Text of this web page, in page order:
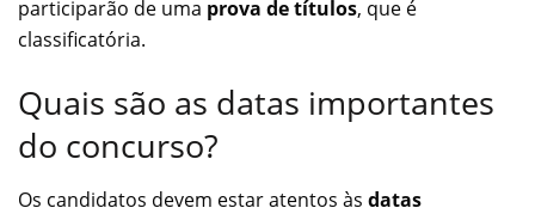
participarão de uma prova de títulos, que é
classificatória.
Quais são as datas importantes
do concurso?
Os candidatos devem estar atentos às datas